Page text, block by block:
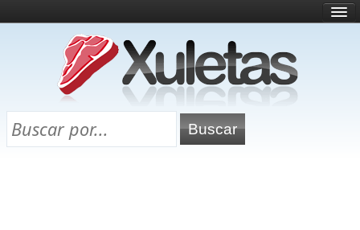
¿Qué es esto?
Directorio
Chuletas para exámenes